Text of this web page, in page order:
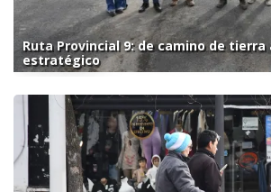
Ruta Provincial 9: de camino de tierra
estratégico